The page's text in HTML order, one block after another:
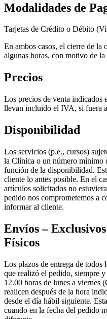
Modalidades de
Tarjetas de Crédito o Débito
En ambos casos, el cierre de la
algunas horas, con motivo de
Precios
Los precios de venta indicados
llevan incluido el IVA, si fuera
Disponibilidad
Los servicios (p.e., cursos)
la Clínica o un número mínimo
función de la disponibilidad.
cliente lo antes posible. En el
artículos solicitados no
pedido nos comprometemos a
informar al cliente.
Envíos –
Físicos
Los plazos de entrega de todos
que realizó el pedido, siempre y
12.00 horas de lunes a viernes
realicen después de la hora
desde el día hábil siguiente.
cuando en la fecha del pedido